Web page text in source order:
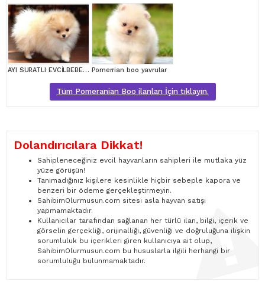
AYI SURATLI EVCİLBEBEKLER MİNİ PUPPY BOY POMERRİAN BOO Pomerrian boo yavrular
Tüm Pomeranian Boo ilanları İçin tıklayın.
Dolandırıcılara Dikkat!
Sahipleneceğiniz evcil hayvanların sahipleri ile mutlaka yüz
yüze görüşün!
Tanımadığınız kişilere kesinlikle hiçbir sebeple kapora ve
benzeri bir ödeme gerçekleştirmeyin.
SahibimOlurmusun.com sitesi asla hayvan satışı
yapmamaktadır.
Kullanıcılar tarafından sağlanan her türlü ilan, bilgi, içerik ve
görselin gerçekliği, orijinalliği, güvenliği ve doğruluğuna ilişkin
sorumluluk bu içerikleri giren kullanıcıya ait olup,
SahibimOlurmusun.com bu hususlarla ilgili herhangi bir
sorumluluğu bulunmamaktadır.